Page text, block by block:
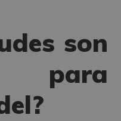
son
para